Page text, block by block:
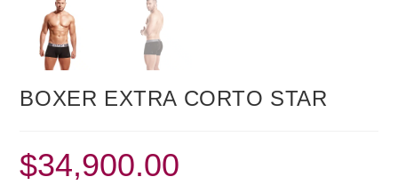
BOXER EXTRA CORTO STAR
$34,900.00